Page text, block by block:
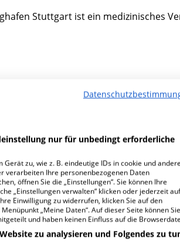
Stuttgart ist ein medizinisches
Terminal 1 West GbR?
nur für unbedingt erforderliche
zu, wie z. B. eindeutige IDs in cookie und
verarbeiten Ihre personenbezogenen Daten
öffnen Sie die „Einstellungen“. Sie können Ihre
„Einstellungen verwalten“ klicken oder jederzeit
Einwilligung zu widerrufen, klicken Sie auf den
„Meine Daten“. Auf dieser Seite können Sie
und haben keinen Einfluss auf die
zu analysieren und Folgendes zu